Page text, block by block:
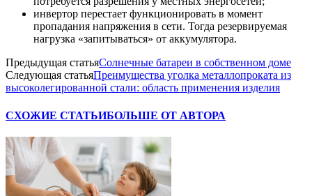
инвертор перестает функционировать в момент
пропадания напряжения в сети. Тогда резервируемая
нагрузка «запитываться» от аккумулятора.
Предыдущая статьяСолнечные батареи в собственном доме
Следующая статьяПреимущества уголка металлопроката из
высоколегированной стали: область применения изделия
СХОЖИЕ СТАТЬИБОЛЬШЕ ОТ АВТОРА